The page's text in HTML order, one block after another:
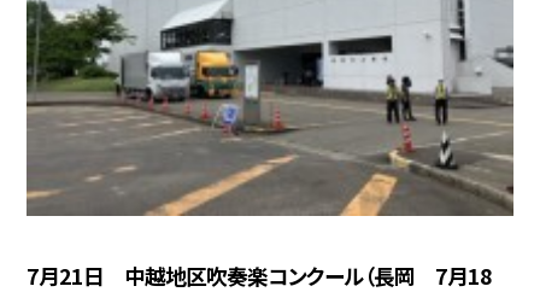
7月21日 中越地区吹奏楽コンクール（長岡 7月18